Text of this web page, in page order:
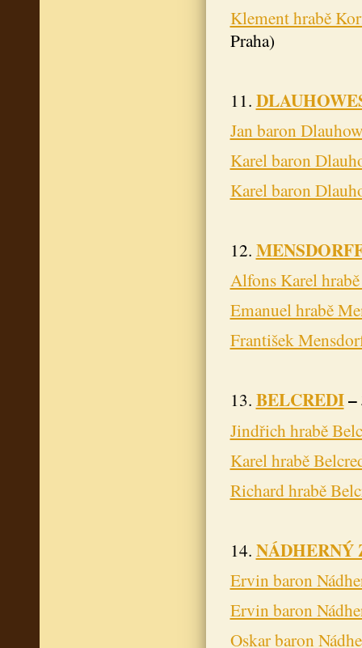
Klement hrabě
Praha)
11.
Jan baron
Karel baron
Karel baron
12.
Alfons Karel
Emanuel hrabě
František
13. BELCREDI–
Jindřich hrabě
Karel hrabě
Richard hrabě
14. NÁDHERNÝ
Ervin baron
Ervin baron
Oskar baron